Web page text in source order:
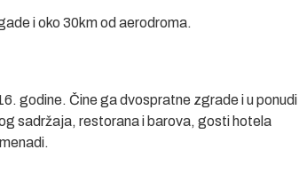
i oko 30km od aerodroma.
godine. Čine ga dvospratne zgrade i u ponudi
sadržaja, restorana i barova, gosti hotela